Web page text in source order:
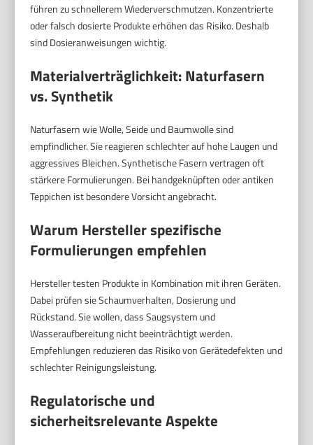
führen zu schnellerem Wiederverschmutzen. Konzentrierte
oder falsch dosierte Produkte erhöhen das Risiko. Deshalb
sind Dosieranweisungen wichtig.
Materialverträglichkeit: Naturfasern
vs. Synthetik
Naturfasern wie Wolle, Seide und Baumwolle sind
empfindlicher. Sie reagieren schlechter auf hohe Laugen und
aggressives Bleichen. Synthetische Fasern vertragen oft
stärkere Formulierungen. Bei handgeknüpften oder antiken
Teppichen ist besondere Vorsicht angebracht.
Warum Hersteller spezifische
Formulierungen empfehlen
Hersteller testen Produkte in Kombination mit ihren Geräten.
Dabei prüfen sie Schaumverhalten, Dosierung und
Rückstand. Sie wollen, dass Saugsystem und
Wasseraufbereitung nicht beeinträchtigt werden.
Empfehlungen reduzieren das Risiko von Gerätedefekten und
schlechter Reinigungsleistung.
Regulatorische und
sicherheitsrelevante Aspekte